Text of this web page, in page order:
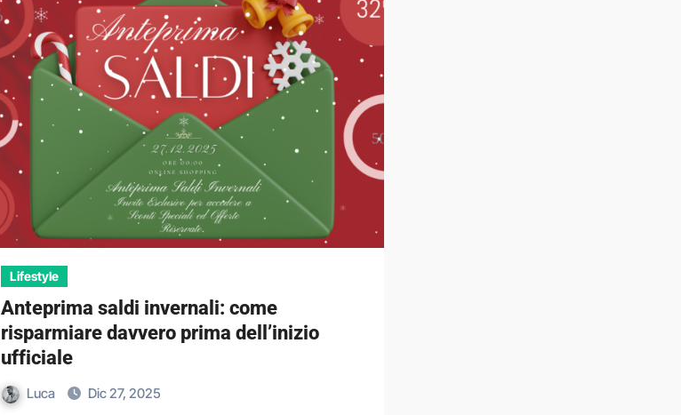
Lifestyle
Anteprima saldi invernali: come
risparmiare davvero prima dell’inizio
ufficiale
Luca Dic 27, 2025